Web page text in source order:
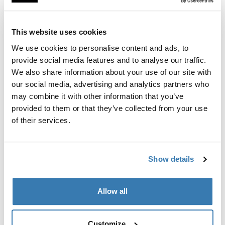
This website uses cookies
We use cookies to personalise content and ads, to
provide social media features and to analyse our traffic.
We also share information about your use of our site with
our social media, advertising and analytics partners who
may combine it with other information that you’ve
provided to them or that they’ve collected from your use
of their services.
Show details
Allow all
Pourquoi choisir une poussette
compacte ?
Une poussette compacte est un incontournable pour
tout parent à la recherche de mobilité et de facilité
d’utilisation. Ces petites poussettes pliables sont
facile. Les poussettes compactes Thule combinent un
design élégant avec des fonctionnalités pratiques, ce
chaque voyage, petit ou grand.
Avantages d’une poussette